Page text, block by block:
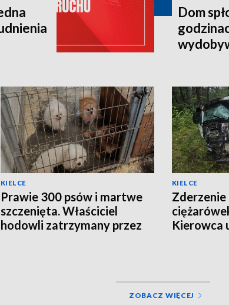
Dom
KIELCE
Prawie 300 psów i martwe
szczenięta. Właściciel
hodowli zatrzymany przez
KIELCE
Zderzenie
Kierowca
ZOBACZ WIĘCEJ